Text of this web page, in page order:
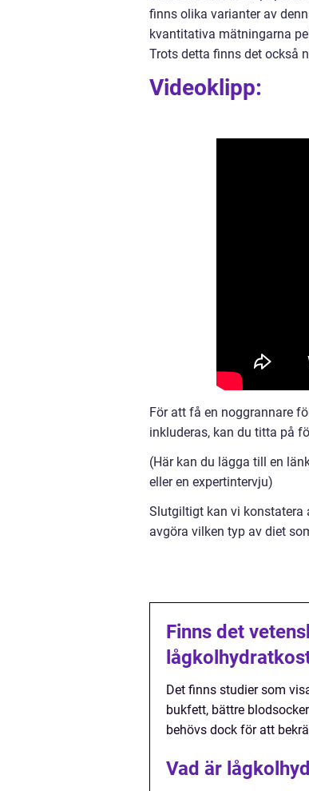
finns olika varianter av
kvantitativa mätningarna
Trots detta finns det också
Videoklipp:
För att få en noggrannare
inkluderas, kan du titta på
(Här kan du lägga till en
eller en expertintervju)
Slutgiltigt kan vi konstatera
avgöra vilken typ av diet
Finns det
Det finns studier som
bukfett, bättre
behövs dock för att
Vad är